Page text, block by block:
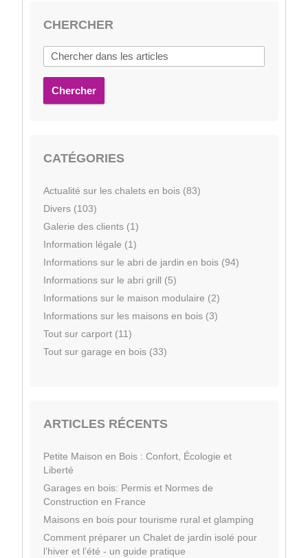
CHERCHER
Chercher
CATÉGORIES
Actualité sur les chalets en bois (83)
Divers (103)
Galerie des clients (1)
Information légale (1)
Informations sur le abri de jardin en bois (94)
Informations sur le abri grill (5)
Informations sur le maison modulaire (2)
Informations sur les maisons en bois (3)
Tout sur carport (11)
Tout sur garage en bois (33)
ARTICLES RÉCENTS
Petite Maison en Bois : Confort, Écologie et
Liberté
Garages en bois: Permis et Normes de
Construction en France
Maisons en bois pour tourisme rural et glamping
Comment préparer un Chalet de jardin isolé pour
l’hiver et l’été - un guide pratique